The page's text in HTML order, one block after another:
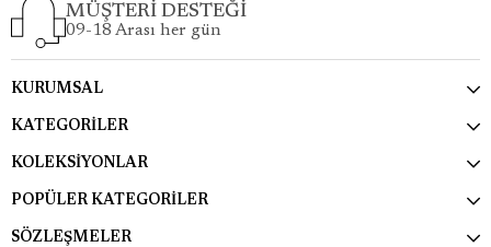
MÜŞTERİ DESTEĞİ
09-18 Arası her gün
KURUMSAL
KATEGORİLER
KOLEKSİYONLAR
POPÜLER KATEGORİLER
SÖZLEŞMELER